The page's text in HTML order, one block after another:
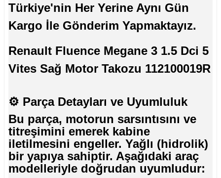
Türkiye'nin Her Yerine Aynı Gün
Kargo İle Gönderim Yapmaktayız.
Renault Fluence Megane 3 1.5 Dci 5
Vites Sağ Motor Takozu 112100019R
⚙️ Parça Detayları ve Uyumluluk
Bu parça, motorun sarsıntısını ve
titreşimini emerek kabine
iletilmesini engeller. Yağlı (hidrolik)
bir yapıya sahiptir. Aşağıdaki araç
modelleriyle doğrudan uyumludur: